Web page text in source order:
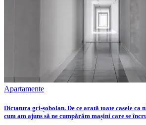
Apartamente
Dictatura gri-șobolan. De ce arată toate casele ca
cum am ajuns să ne cumpărăm mașini care se